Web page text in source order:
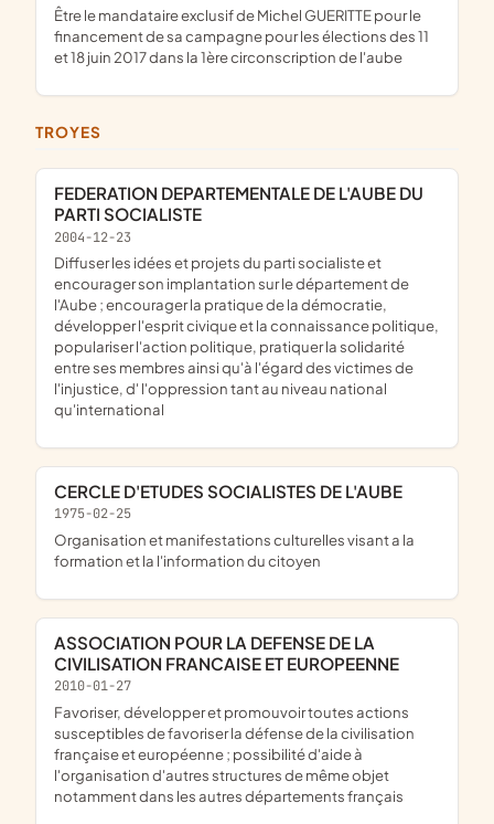
être le mandataire exclusif de Michel GUERITTE pour le
financement de sa campagne pour les élections des 11
et 18 juin 2017 dans la 1ère circonscription de l'aube
TROYES
FEDERATION DEPARTEMENTALE DE L'AUBE DU
PARTI SOCIALISTE
2004-12-23
diffuser les idées et projets du parti socialiste et
encourager son implantation sur le département de
l'Aube ; encourager la pratique de la démocratie,
développer l'esprit civique et la connaissance politique,
populariser l'action politique, pratiquer la solidarité
entre ses membres ainsi qu'à l'égard des victimes de
l'injustice, d' l'oppression tant au niveau national
qu'international
CERCLE D'ETUDES SOCIALISTES DE L'AUBE
1975-02-25
organisation et manifestations culturelles visant a la
formation et la l'information du citoyen
ASSOCIATION POUR LA DEFENSE DE LA
CIVILISATION FRANCAISE ET EUROPEENNE
2010-01-27
favoriser, développer et promouvoir toutes actions
susceptibles de favoriser la défense de la civilisation
française et européenne ; possibilité d'aide à
l'organisation d'autres structures de même objet
notamment dans les autres départements français